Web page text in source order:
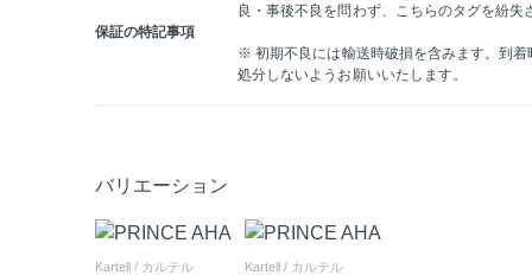
保証の特記事項
良・事後不良を問わず、こちらのタグを紛
※ 初期不良には輸送時破損を含みます。到
処分しないようお願いいたします。
バリエーション
Kartell / カルテル
Kartell / カルテル